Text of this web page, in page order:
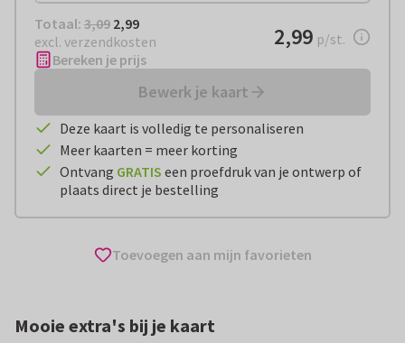
Totaal: € 2,99
Totaal: 3,09 2,99
excl. verzendkosten
€ 2,99per stuk
2,99 p/st.
Bereken je prijs
Bewerk je kaart
Deze kaart is volledig te personaliseren
Meer kaarten = meer korting
Ontvang GRATIS een proefdruk van je ontwerp of
plaats direct je bestelling
Toevoegen aan mijn favorieten
Mooie extra's bij je kaart